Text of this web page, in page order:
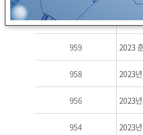
960 2023
959 2023
958 2023
956 2023
954 2023